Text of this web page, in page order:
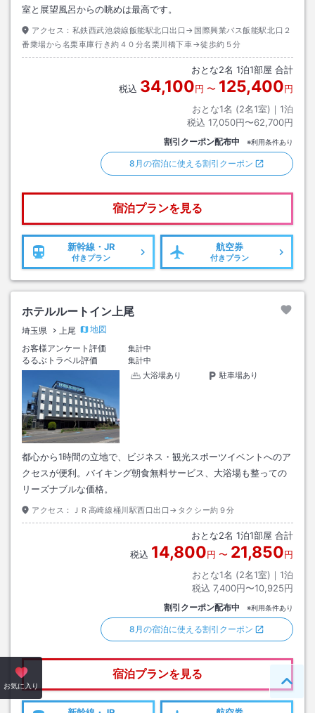
室と展望風呂からの眺めは最高です。
アクセス： 私鉄西武池袋線飯能駅北口出口→国際興業バス飯能駅北口２
番乗場から名栗車庫行き約４０分名栗川橋下車→徒歩約５分
おとな2名 1泊1部屋 合計
税込 34,100円 〜 125,400円
おとな1名 (2名1室)｜ 1泊
税込 17,050円〜62,700円
割引クーポン配布中 ※利用条件あり
8月の宿泊に使える割引クーポン
宿泊プランを見る
新幹線・JR
付きプラン
航空券
付きプラン
ホテルルートイン上尾
埼玉県 上尾
地図
お客様アンケート評価
集計中
るるぶトラベル評価
集計中
大浴場あり
駐車場あり
都心から1時間の立地で、ビジネス・観光スポーツイベントへのア
クセスが便利。バイキング朝食無料サービス、大浴場も整っての
リーズナブルな価格。
アクセス： ＪＲ高崎線桶川駅西口出口→タクシー約９分
おとな2名 1泊1部屋 合計
税込 14,800円 〜 21,850円
おとな1名 (2名1室)｜ 1泊
税込 7,400円〜10,925円
割引クーポン配布中 ※利用条件あり
8月の宿泊に使える割引クーポン
宿泊プランを見る
お気に入り ペー